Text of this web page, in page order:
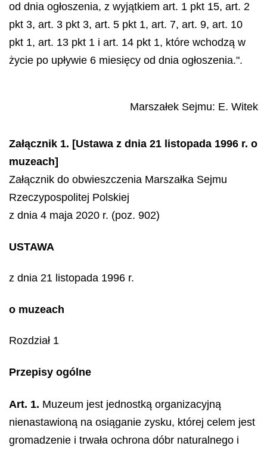
od dnia ogłoszenia, z wyjątkiem art. 1 pkt 15, art. 2
pkt 3, art. 3 pkt 3, art. 5 pkt 1, art. 7, art. 9, art. 10
pkt 1, art. 13 pkt 1 i art. 14 pkt 1, które wchodzą w
życie po upływie 6 miesięcy od dnia ogłoszenia.".
Marszałek Sejmu: E. Witek
Załącznik 1. [Ustawa z dnia 21 listopada 1996 r. o
muzeach]
Załącznik do obwieszczenia Marszałka Sejmu
Rzeczypospolitej Polskiej
z dnia 4 maja 2020 r. (poz. 902)
USTAWA
z dnia 21 listopada 1996 r.
o muzeach
Rozdział 1
Przepisy ogólne
Art. 1. Muzeum jest jednostką organizacyjną
nienastawioną na osiąganie zysku, której celem jest
gromadzenie i trwała ochrona dóbr naturalnego i